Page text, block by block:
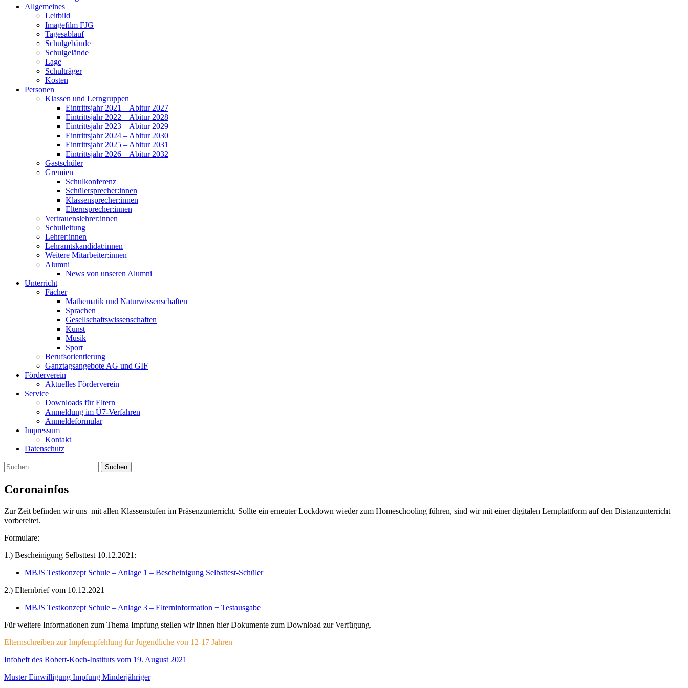
Allgemeines
Leitbild
Imagefilm FJG
Tagesablauf
Schulgebäude
Schulgelände
Lage
Schulträger
Kosten
Personen
Klassen und Lerngruppen
Eintrittsjahr 2021 – Abitur 2027
Eintrittsjahr 2022 – Abitur 2028
Eintrittsjahr 2023 – Abitur 2029
Eintrittsjahr 2024 – Abitur 2030
Eintrittsjahr 2025 – Abitur 2031
Eintrittsjahr 2026 – Abitur 2032
Gastschüler
Gremien
Schulkonferenz
Schülersprecher:innen
Klassensprecher:innen
Elternsprecher:innen
Vertrauenslehrer:innen
Schulleitung
Lehrer:innen
Lehramtskandidat:innen
Weitere Mitarbeiter:innen
Alumni
News von unseren Alumni
Unterricht
Fächer
Mathematik und Naturwissenschaften
Sprachen
Gesellschaftswissenschaften
Kunst
Musik
Sport
Berufsorientierung
Ganztagsangebote AG und GIF
Förderverein
Aktuelles Förderverein
Service
Downloads für Eltern
Anmeldung im Ü7-Verfahren
Anmeldeformular
Impressum
Kontakt
Datenschutz
Suchen
nach:
Coronainfos
Zur Zeit befinden wir uns mit allen Klassenstufen im Präsenzunterricht. Sollte ein erneuter Lockdown wieder zum Homeschooling führen, sind wir mit einer digitalen Lernplattform auf den Distanzunterricht
vorbereitet.
Formulare:
1.) Bescheinigung Selbsttest 10.12.2021:
MBJS Testkonzept Schule – Anlage 1 – Bescheinigung Selbsttest-Schüler
2.) Elternbrief vom 10.12.2021
MBJS Testkonzept Schule – Anlage 3 – Elterninformation + Testausgabe
Für weitere Informationen zum Thema Impfung stellen wir Ihnen hier Dokumente zum Download zur Verfügung.
Elternschreiben zur Impfempfehlung für Jugendliche von 12-17 Jahren
Infoheft des Robert-Koch-Instituts vom 19. August 2021
Muster Einwilligung Impfung Minderjähriger